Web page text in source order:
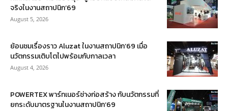
จริงในงานสถาปนิก’69
August 5, 2026
ย้อนชมเรื่องราว Aluzat ในงานสถาปนิก’69 เมื่อ
นวัตกรรมเติบโตไปพร้อมกับกาลเวลา
August 4, 2026
POWERTEX พาร์ทเนอร์ช่างก่อสร้าง กับนวัตกรรมที่
ยกระดับมาตรฐานในงานสถาปนิก’69